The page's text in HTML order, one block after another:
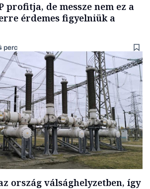
profitja, de messze nem ez a
érdemes figyelniük a
perc
ország válsághelyzetben, így